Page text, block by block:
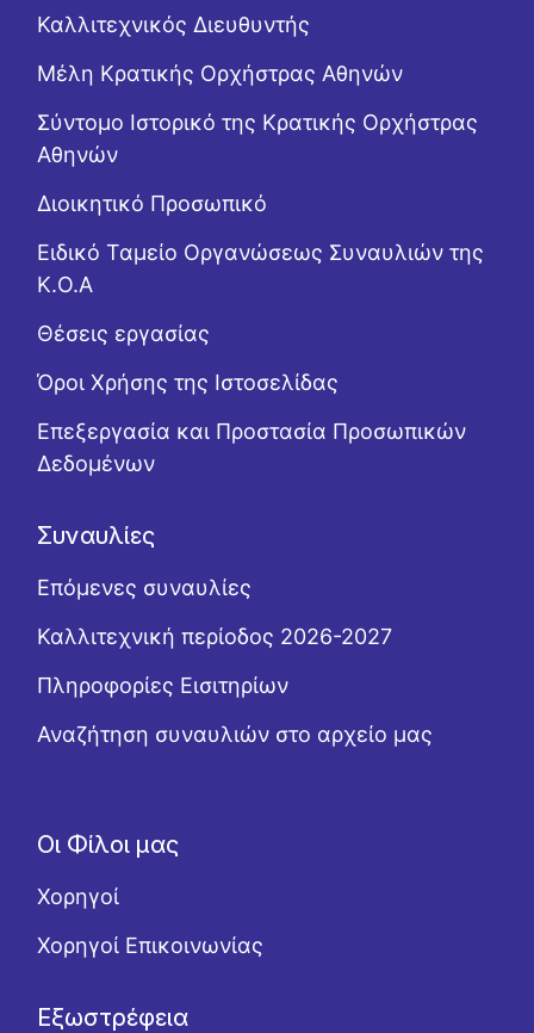
Καλλιτεχνικός Διευθυντής
Μέλη Κρατικής Ορχήστρας Αθηνών
Σύντομο Ιστορικό της Κρατικής Ορχήστρας
Αθηνών
Διοικητικό Προσωπικό
Ειδικό Ταμείο Οργανώσεως Συναυλιών της
Κ.Ο.Α
Θέσεις εργασίας
Όροι Χρήσης της Ιστοσελίδας
Επεξεργασία και Προστασία Προσωπικών
Δεδομένων
Συναυλίες
Επόμενες συναυλίες
Καλλιτεχνική περίοδος 2026-2027
Πληροφορίες Εισιτηρίων
Αναζήτηση συναυλιών στο αρχείο μας
Οι Φίλοι μας
Χορηγοί
Χορηγοί Επικοινωνίας
Εξωστρέφεια